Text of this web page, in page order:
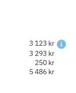
3 123 kr
3 293 kr
250 kr
5 486 kr